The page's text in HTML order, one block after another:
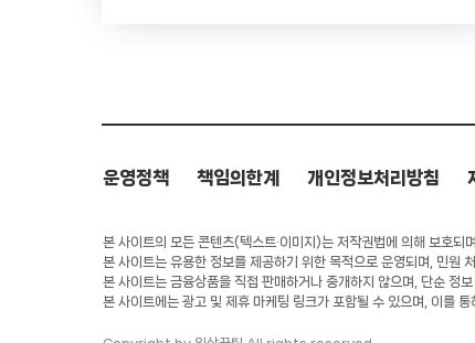
운영정책 책임의한계 개인정보처리방침
본 사이트의 모든 콘텐츠(텍스트·이미지)는 저작권법에 의해 보호되
본 사이트는 유용한 정보를 제공하기 위한 목적으로 운영되며, 민원
본 사이트는 금융상품을 직접 판매하거나 중개하지 않으며, 단순 정
본 사이트에는 광고 및 제휴 마케팅 링크가 포함될 수 있으며, 이를 통